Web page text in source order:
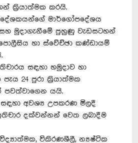
ක්‍රියාත්මක කරයි.
මාර්ගෝපදේශය
මුදාගැනීමේ පුහුණු වැඩසටහන්
පොලීසිය හා ස්වේච්ඡා කණ්ඩායම්
සඳහා හමුදාව හා
24 පුරා ක්‍රියාත්මක
යයි.
සඳහා අවශ්‍ය උපකරණ මිලදී
දක්වන්නන් වෙත ලබාදීම
විකිරණශීලී, න්‍යෂ්ටික